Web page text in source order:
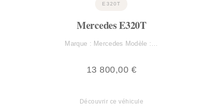
E320T
Mercedes E320T
Marque : Mercedes Modèle :…
13 800,00 €
Découvrir ce véhicule